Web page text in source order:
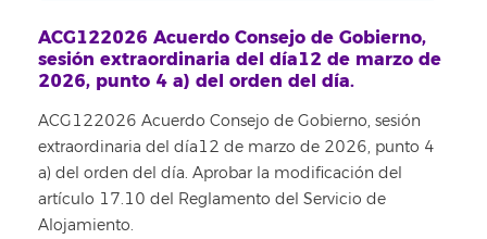
ACG122026 Acuerdo Consejo de Gobierno,
sesión extraordinaria del día12 de marzo de
2026, punto 4 a) del orden del día.
ACG122026 Acuerdo Consejo de Gobierno, sesión
extraordinaria del día12 de marzo de 2026, punto 4
a) del orden del día. Aprobar la modificación del
artículo 17.10 del Reglamento del Servicio de
Alojamiento.